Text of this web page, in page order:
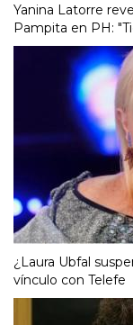
Yanina Latorre
Pampita en PH:
¿Laura Ubfal
vínculo con Telefe